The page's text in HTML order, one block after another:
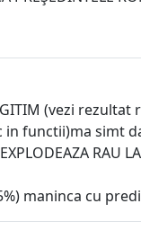
(vezi
functii)ma simt
RAU
maninca cu